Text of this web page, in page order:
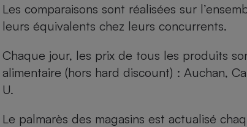
Les comparaisons sont réalisées sur
leurs équivalents chez leurs concurrents.
Chaque jour, les prix de tous les produits
alimentaire (hors hard discount) : Auchan,
U.
Le palmarès des magasins est actualisé